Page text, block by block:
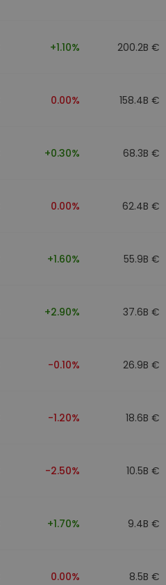
+1.10% 200.2B €
0.00% 158.4B €
+0.30% 68.3B €
0.00% 62.4B €
+1.60% 55.9B €
+2.90% 37.6B €
-0.10% 26.9B €
-1.20% 18.6B €
-2.50% 10.5B €
+1.70% 9.4B €
0.00% 8.5B €